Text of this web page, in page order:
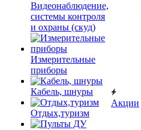
Видеонаблюдение,
системы контроля
и охраны (скуд)
Измерительные
приборы
Кабель, шнуры
Отдых,туризм
Акции